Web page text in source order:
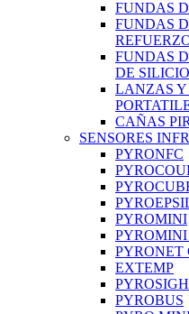
FUNDAS
FUNDAS
FUNDAS
DE SILICIO
LANZAS Y
CAÑAS
SENSORES
PYRONFC
PYROMINI
PYROMINI
PYRONET
EXTEMP
PYROBUS